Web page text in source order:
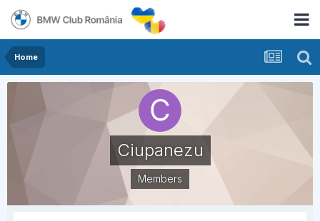
Home
Ciupanezu
Members